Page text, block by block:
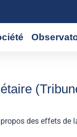
des effets